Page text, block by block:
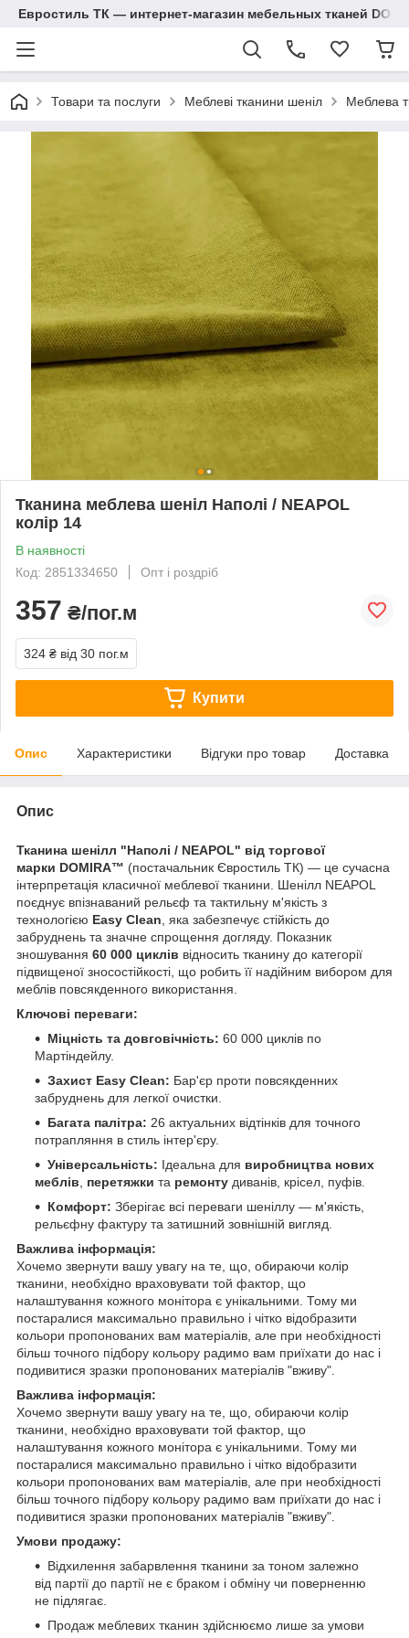
Евростиль ТК — интернет-магазин мебельных тканей
Товари та послуги Меблеві тканини шеніл Меблева
Тканина меблева шеніл Наполі / NEAPOL
колір 14
В наявності
Код: 2851334650
Опт і роздріб
357 ₴/пог.м
324 ₴ від 30 пог.м
Купити
Опис Характеристики Відгуки про товар Доставка
Опис
Тканина шенілл "Наполі / NEAPOL" від торгової
марки DOMIRA™ (постачальник Євростиль ТК) — це сучасна
інтерпретація класичної меблевої тканини. Шенілл NEAPOL
поєднує впізнаваний рельєф та тактильну м'якість з
технологією Easy Clean , яка забезпечує стійкість до
забруднень та значне спрощення догляду. Показник
зношування 60 000 циклів відносить тканину до категорії
підвищеної зносостійкості, що робить її надійним вибором для
меблів повсякденного використання.
Ключові переваги:
Міцність та довговічність: 60 000 циклів по
Мартіндейлу.
Захист Easy Clean: Бар'єр проти повсякденних
забруднень для легкої очистки.
Багата палітра: 26 актуальних відтінків для точного
потрапляння в стиль інтер'єру.
Універсальність: Ідеальна для виробництва нових
меблів
перетяжки та ремонту диванів, крісел, пуфів.
Комфорт: Зберігає всі переваги шеніллу — м'якість,
рельєфну фактуру та затишний зовнішній вигляд.
Важлива інформація:
Хочемо звернути вашу увагу на те, що, обираючи колір
тканини, необхідно враховувати той фактор, що
налаштування кожного монітора є унікальними. Тому ми
постаралися максимально правильно і чітко відобразити
кольори пропонованих вам матеріалів, але при необхідності
більш точного підбору кольору радимо вам приїхати до нас і
подивитися зразки пропонованих матеріалів "вживу".
Важлива інформація:
Хочемо звернути вашу увагу на те, що, обираючи колір
тканини, необхідно враховувати той фактор, що
налаштування кожного монітора є унікальними. Тому ми
постаралися максимально правильно і чітко відобразити
кольори пропонованих вам матеріалів, але при необхідності
більш точного підбору кольору радимо вам приїхати до нас і
подивитися зразки пропонованих матеріалів "вживу".
Умови продажу:
Відхилення забарвлення тканини за тоном залежно
від партії до партії не є браком і обміну чи поверненню
не підлягає.
Продаж меблевих тканин здійснюємо лише за умови